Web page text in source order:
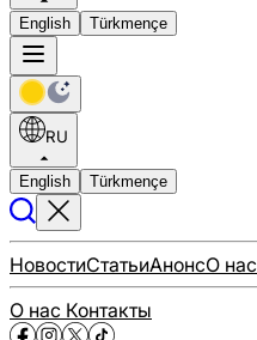
English Türkmençe
RU
English Türkmençe
НовостиСтатьиАнонсО нас
О нас Контакты